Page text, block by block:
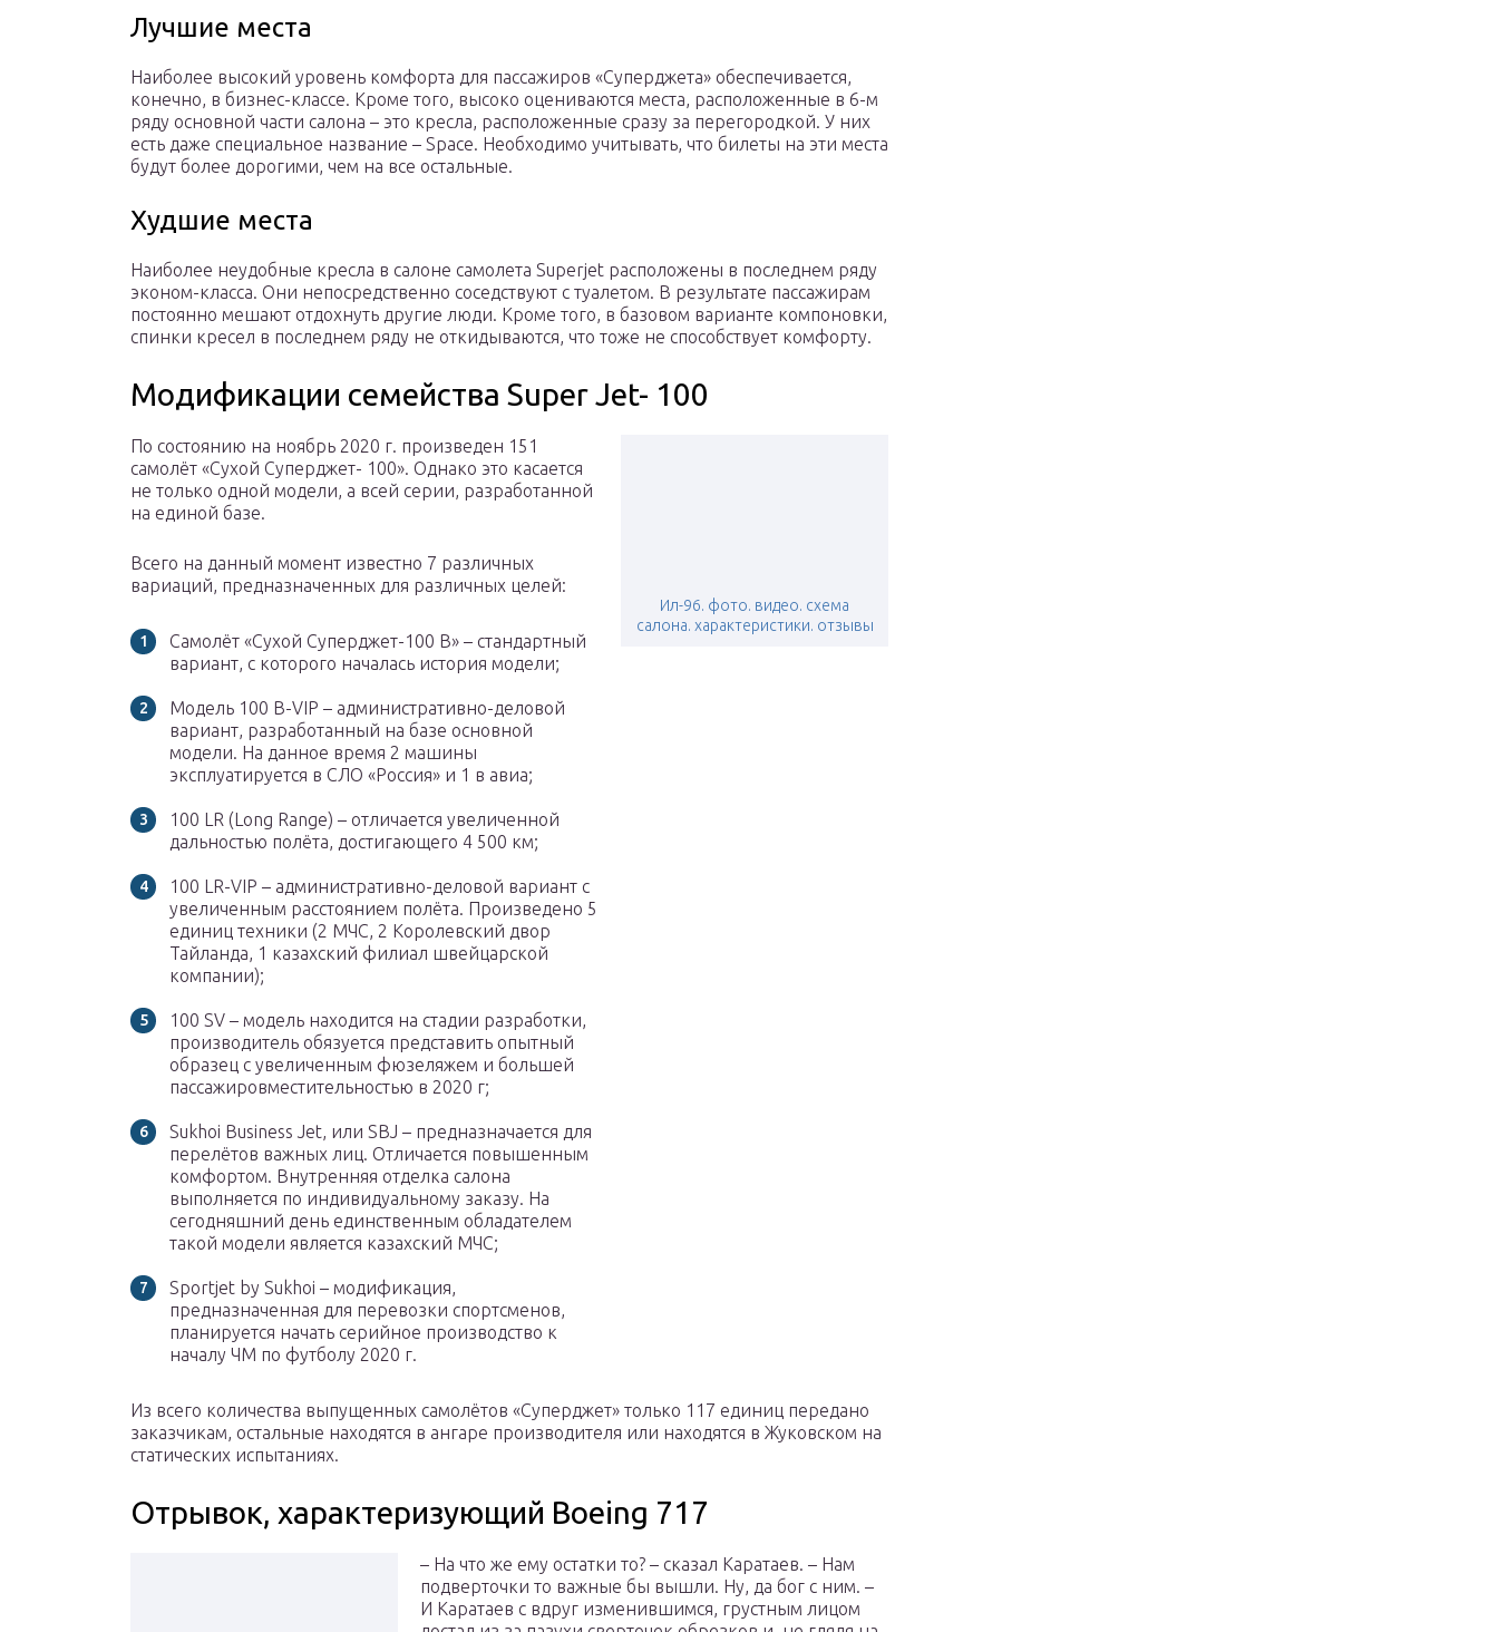
Лучшие места
Наиболее высокий уровень комфорта для пассажиров «Суперджета» обеспечивается,
конечно, в бизнес-классе. Кроме того, высоко оцениваются места, расположенные в 6-м
ряду основной части салона – это кресла, расположенные сразу за перегородкой. У них
есть даже специальное название – Space. Необходимо учитывать, что билеты на эти места
будут более дорогими, чем на все остальные.
Худшие места
Наиболее неудобные кресла в салоне самолета Superjet расположены в последнем ряду
эконом-класса. Они непосредственно соседствуют с туалетом. В результате пассажирам
постоянно мешают отдохнуть другие люди. Кроме того, в базовом варианте компоновки,
спинки кресел в последнем ряду не откидываются, что тоже не способствует комфорту.
Модификации семейства Super Jet- 100
Ил-96. фото. видео. схема
салона. характеристики. отзывы
По состоянию на ноябрь 2020 г. произведен 151
самолёт «Сухой Суперджет- 100». Однако это касается
не только одной модели, а всей серии, разработанной
на единой базе.
Всего на данный момент известно 7 различных
вариаций, предназначенных для различных целей:
Самолёт «Сухой Суперджет-100 В» – стандартный
вариант, с которого началась история модели;
Модель 100 В-VIP – административно-деловой
вариант, разработанный на базе основной
модели. На данное время 2 машины
эксплуатируется в СЛО «Россия» и 1 в авиа;
100 LR (Long Range) – отличается увеличенной
дальностью полёта, достигающего 4 500 км;
100 LR-VIP – административно-деловой вариант с
увеличенным расстоянием полёта. Произведено 5
единиц техники (2 МЧС, 2 Королевский двор
Тайланда, 1 казахский филиал швейцарской
компании);
100 SV – модель находится на стадии разработки,
производитель обязуется представить опытный
образец с увеличенным фюзеляжем и большей
пассажировместительностью в 2020 г;
Sukhoi Business Jet, или SBJ – предназначается для
перелётов важных лиц. Отличается повышенным
комфортом. Внутренняя отделка салона
выполняется по индивидуальному заказу. На
сегодняшний день единственным обладателем
такой модели является казахский МЧС;
Sportjet by Sukhoi – модификация,
предназначенная для перевозки спортсменов,
планируется начать серийное производство к
началу ЧМ по футболу 2020 г.
Из всего количества выпущенных самолётов «Суперджет» только 117 единиц передано
заказчикам, остальные находятся в ангаре производителя или находятся в Жуковском на
статических испытаниях.
Отрывок, характеризующий Boeing 717
– На что же ему остатки то? – сказал Каратаев. – Нам
подверточки то важные бы вышли. Ну, да бог с ним. –
И Каратаев с вдруг изменившимся, грустным лицом